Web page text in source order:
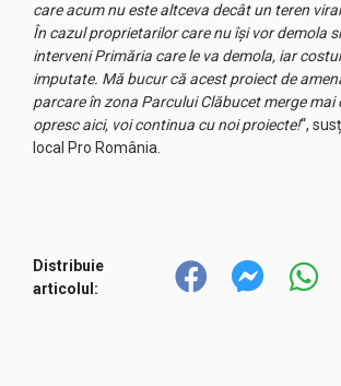
care acum nu este altceva decât un teren
În cazul proprietarilor care nu își vor demola
interveni Primăria care le va demola, iar
imputate. Mă bucur că acest proiect de
parcare în zona Parcului Clăbucet merge mai
opresc aici, voi continua cu noi proiecte!“,
local Pro România.
Distribuie
articolul: